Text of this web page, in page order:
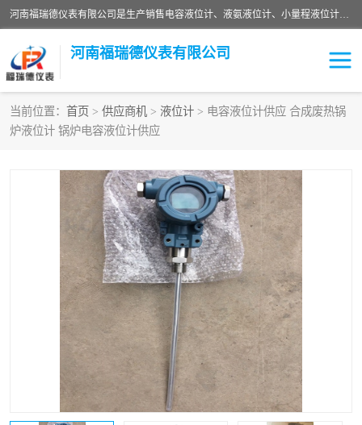
河南福瑞德仪表有限公司是生产销售电容液位计、液氨液位计、小量程液位计定制、智能锅炉水位计、液氮液位计等；并在产品开发、研制的过程中，吸取国内外仪器仪表的技术精华，建立了一支高、精、尖的科研开发队伍，使产品性能不断升级。
河南福瑞德仪表有限公司
当前位置： 首页 > 供应商机 > 液位计 > 电容液位计供应 合成废热锅
炉液位计 锅炉电容液位计供应
液位计
压力传感器 流量传感器
智能仪表 液氮液位计
差压变送器 液位计传感器定制
液氨液位计 物位计
油量传感器 测漏仪
温度变送器 锅炉水位计
智能锅炉水位计 电容液位计